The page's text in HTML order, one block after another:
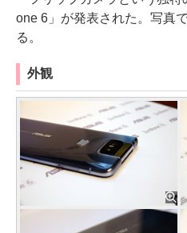
one 6」が発表された。写真
る。
外観